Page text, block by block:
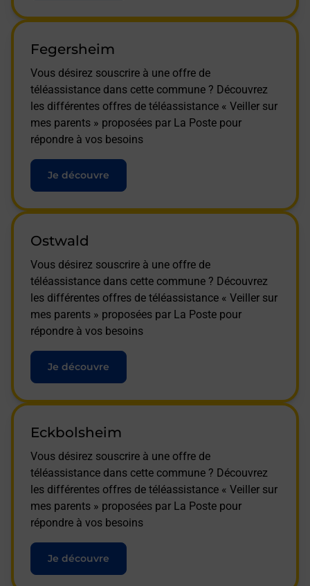
Fegersheim
Vous désirez souscrire à une offre de
téléassistance dans cette commune ? Découvrez
les différentes offres de téléassistance « Veiller sur
mes parents » proposées par La Poste pour
répondre à vos besoins
Je découvre
Ostwald
Vous désirez souscrire à une offre de
téléassistance dans cette commune ? Découvrez
les différentes offres de téléassistance « Veiller sur
mes parents » proposées par La Poste pour
répondre à vos besoins
Je découvre
Eckbolsheim
Vous désirez souscrire à une offre de
téléassistance dans cette commune ? Découvrez
les différentes offres de téléassistance « Veiller sur
mes parents » proposées par La Poste pour
répondre à vos besoins
Je découvre